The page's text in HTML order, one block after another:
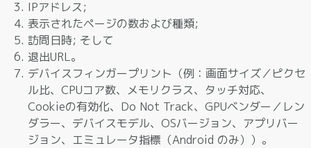
IPアドレス;
表示されたページの数および種類;
訪問日時; そして
退出URL。
デバイスフィンガープリント（例：画面サイズ／ピクセ
ル比、CPUコア数、メモリクラス、タッチ対応、
Cookieの有効化、Do Not Track、GPUベンダー／レン
ダラー、デバイスモデル、OSバージョン、アプリバー
ジョン、エミュレータ指標（Android のみ））。